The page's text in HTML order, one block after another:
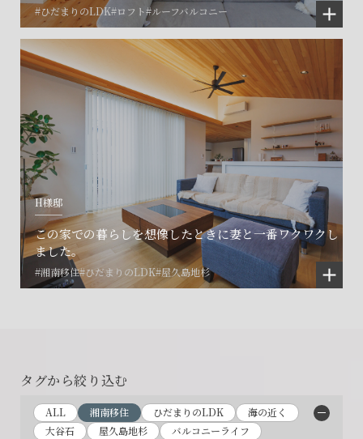
#ひだまりのLDK#ロフト#ルーフバルコニー
H様邸
この家での暮らしを想像したときに妻と一番ワクワクし
ました。
#湘南移住#ひだまりのLDK#屋久島地杉
タグから絞り込む
ALL 湘南移住 ひだまりのLDK
海の近く
大谷石
屋久島地杉
バルコニーライフ